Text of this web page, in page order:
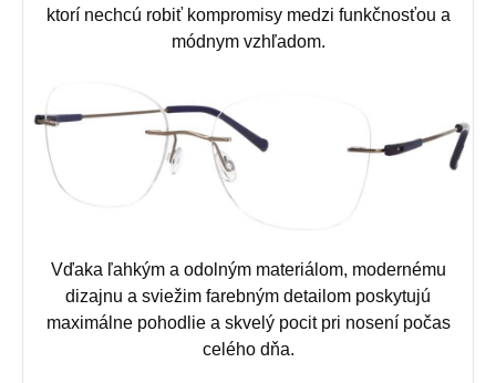
ktorí nechcú robiť kompromisy medzi funkčnosťou a
módnym vzhľadom.
Vďaka ľahkým a odolným materiálom, modernému
dizajnu a sviežim farebným detailom poskytujú
maximálne pohodlie a skvelý pocit pri nosení počas
celého dňa.